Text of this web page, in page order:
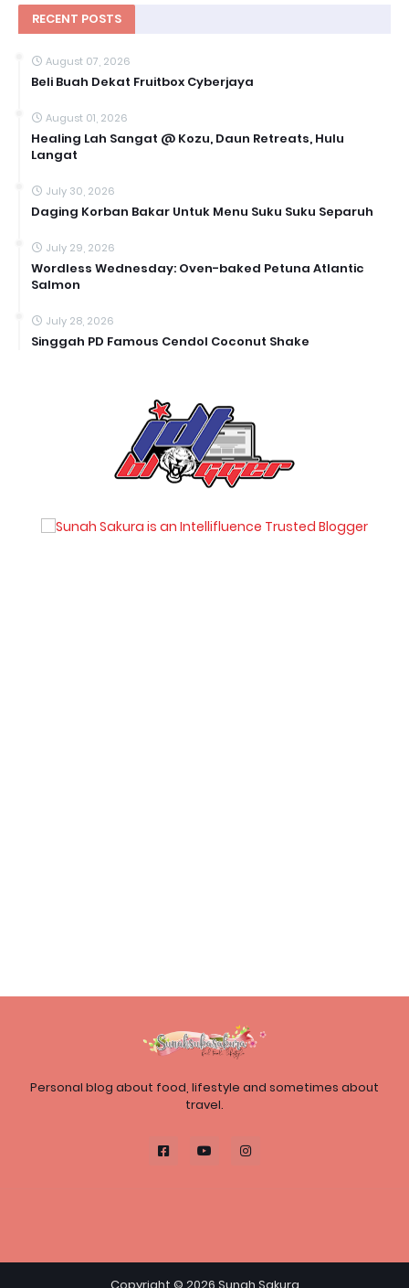
RECENT POSTS
August 07, 2026
Beli Buah Dekat Fruitbox Cyberjaya
August 01, 2026
Healing Lah Sangat @ Kozu, Daun Retreats, Hulu
Langat
July 30, 2026
Daging Korban Bakar Untuk Menu Suku Suku Separuh
July 29, 2026
Wordless Wednesday: Oven-baked Petuna Atlantic
Salmon
July 28, 2026
Singgah PD Famous Cendol Coconut Shake
Personal blog about food, lifestyle and sometimes about
travel.